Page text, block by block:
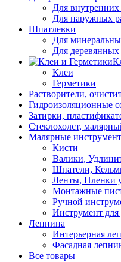
Для внутренних
Для наружных
Шпатлевки
Для
Для деревянных
Клеи
Герметики
Растворители,
Гидроизоляционные
Затирки,
Стеклохолст,
Малярные
Кисти
Валики,
Шпатели,
Ленты, Пленки
Монтажные
Ручной
Инструмент для
Лепнина
Интерьерная
Фасадная
Все товары